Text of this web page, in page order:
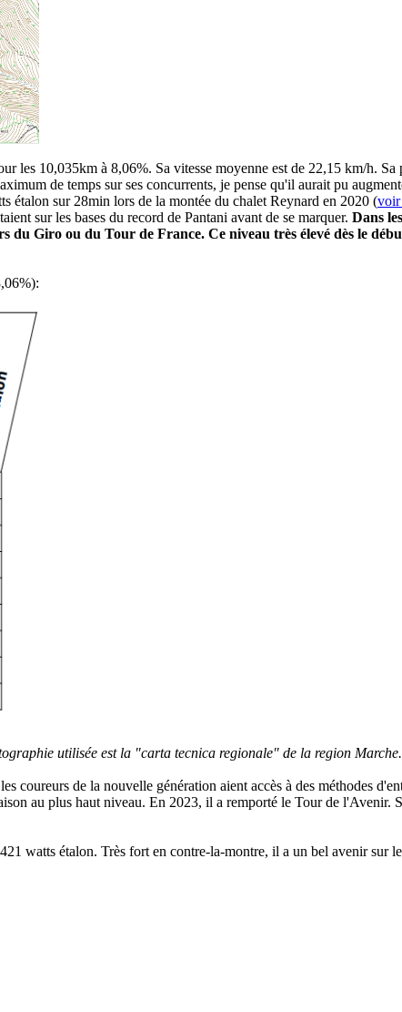
les 10,035km à 8,06%. Sa vitesse moyenne est de 22,15 km/h. Sa
de temps sur ses concurrents, je pense qu'il aurait pu
étalon sur 28min lors de la montée du chalet Reynard en 2020 (voir
sur les bases du record de Pantani avant de se marquer. Dans
Giro ou du Tour de France. Ce niveau très élevé dès le
utilisée est la "carta tecnica regionale" de la region Marche.
coureurs de la nouvelle génération aient accès à des méthodes
au plus haut niveau. En 2023, il a remporté le Tour de
watts étalon. Très fort en contre-la-montre, il a un bel avenir sur